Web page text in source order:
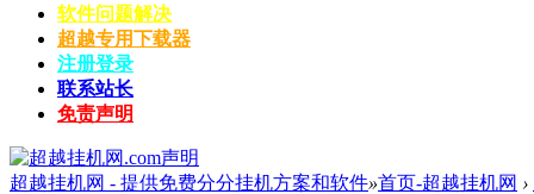
软件问题解决
超越专用下载器
注册登录
联系站长
免责声明
超越挂机网 - 提供免费分分挂机方案和软件»首页-超越挂机网 ›